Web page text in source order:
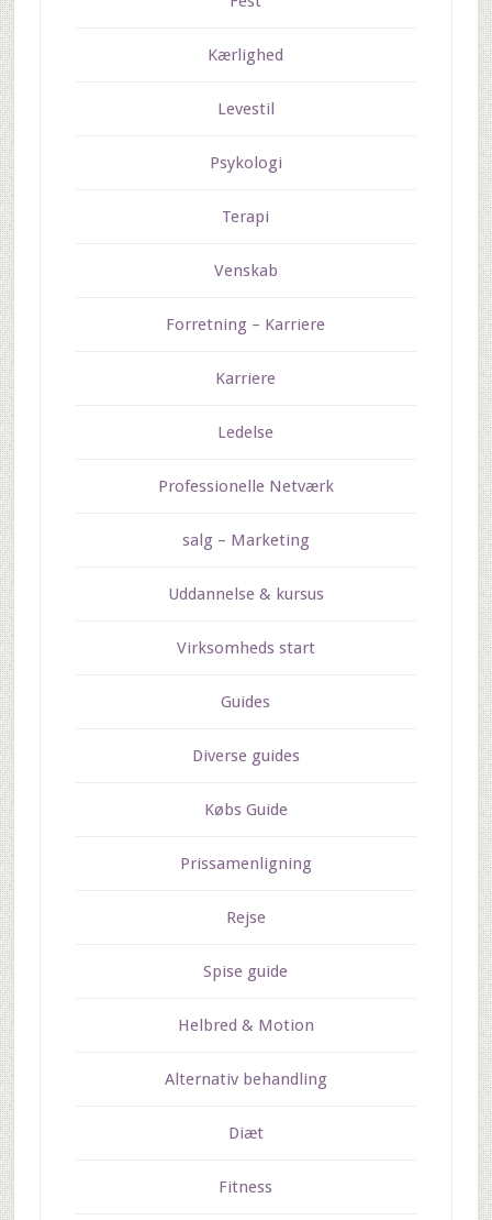
Kærlighed
Levestil
Psykologi
Terapi
Venskab
Forretning – Karriere
Karriere
Ledelse
Professionelle Netværk
salg – Marketing
Uddannelse & kursus
Virksomheds start
Guides
Diverse guides
Købs Guide
Prissamenligning
Rejse
Spise guide
Helbred & Motion
Alternativ behandling
Diæt
Fitness